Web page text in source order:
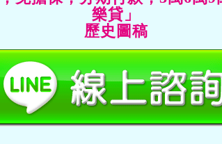
樂貸」
歷史圖稿